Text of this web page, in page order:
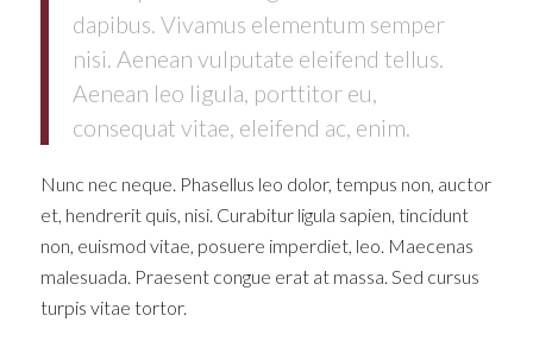
dapibus. Vivamus elementum semper
nisi. Aenean vulputate eleifend tellus.
Aenean leo ligula, porttitor eu,
consequat vitae, eleifend ac, enim.
Nunc nec neque. Phasellus leo dolor, tempus non, auctor
et, hendrerit quis, nisi. Curabitur ligula sapien, tincidunt
non, euismod vitae, posuere imperdiet, leo. Maecenas
malesuada. Praesent congue erat at massa. Sed cursus
turpis vitae tortor.